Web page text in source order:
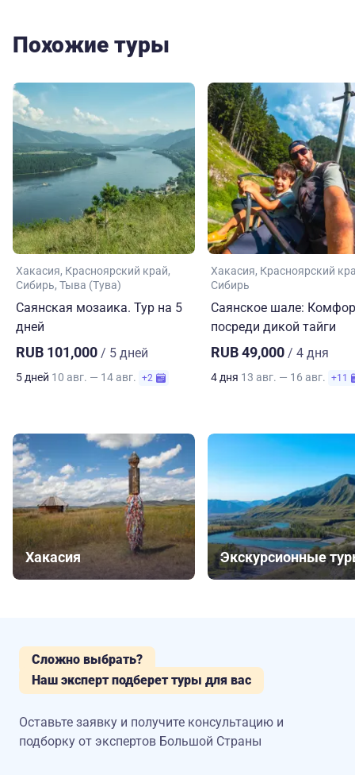
Похожие туры
Хакасия Красноярский край
Сибирь Тыва (Тува)
Саянская мозаика. Тур на 5
дней
RUB 101,000 / 5 дней
5 дней 10 авг. — 14 авг. +2
Хакасия Красноярский
Сибирь
Саянское шале:
посреди дикой тайги
RUB 49,000 / 4 дня
4 дня 13 авг. — 16 авг. +11
Хакасия Экскурсионные
Сложно выбрать?
Наш эксперт подберет туры для вас
Оставьте заявку и получите консультацию и
подборку от экспертов Большой Страны